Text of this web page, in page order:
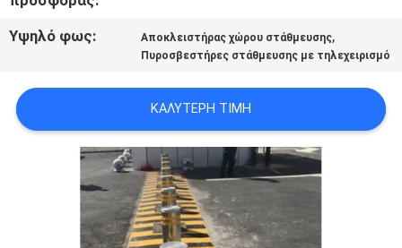
POLICY
Υψηλό φως: Αποκλειστήρας χώρου στάθμευσης,
Πυροσβεστήρες στάθμευσης με τηλεχειρισμό
ΚΑΛΎΤΕΡΗ ΤΙΜΉ